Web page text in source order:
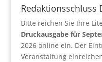
Redaktionsschluss
Bitte reichen Sie Ihre
Druckausgabe für
2026 online ein. Der
Veranstaltung